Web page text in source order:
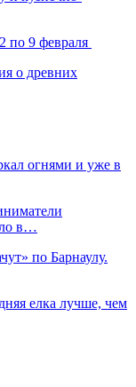
по 9 февраля
о древних
огнями и уже в
в…
по Барнаулу.
елка лучше, чем